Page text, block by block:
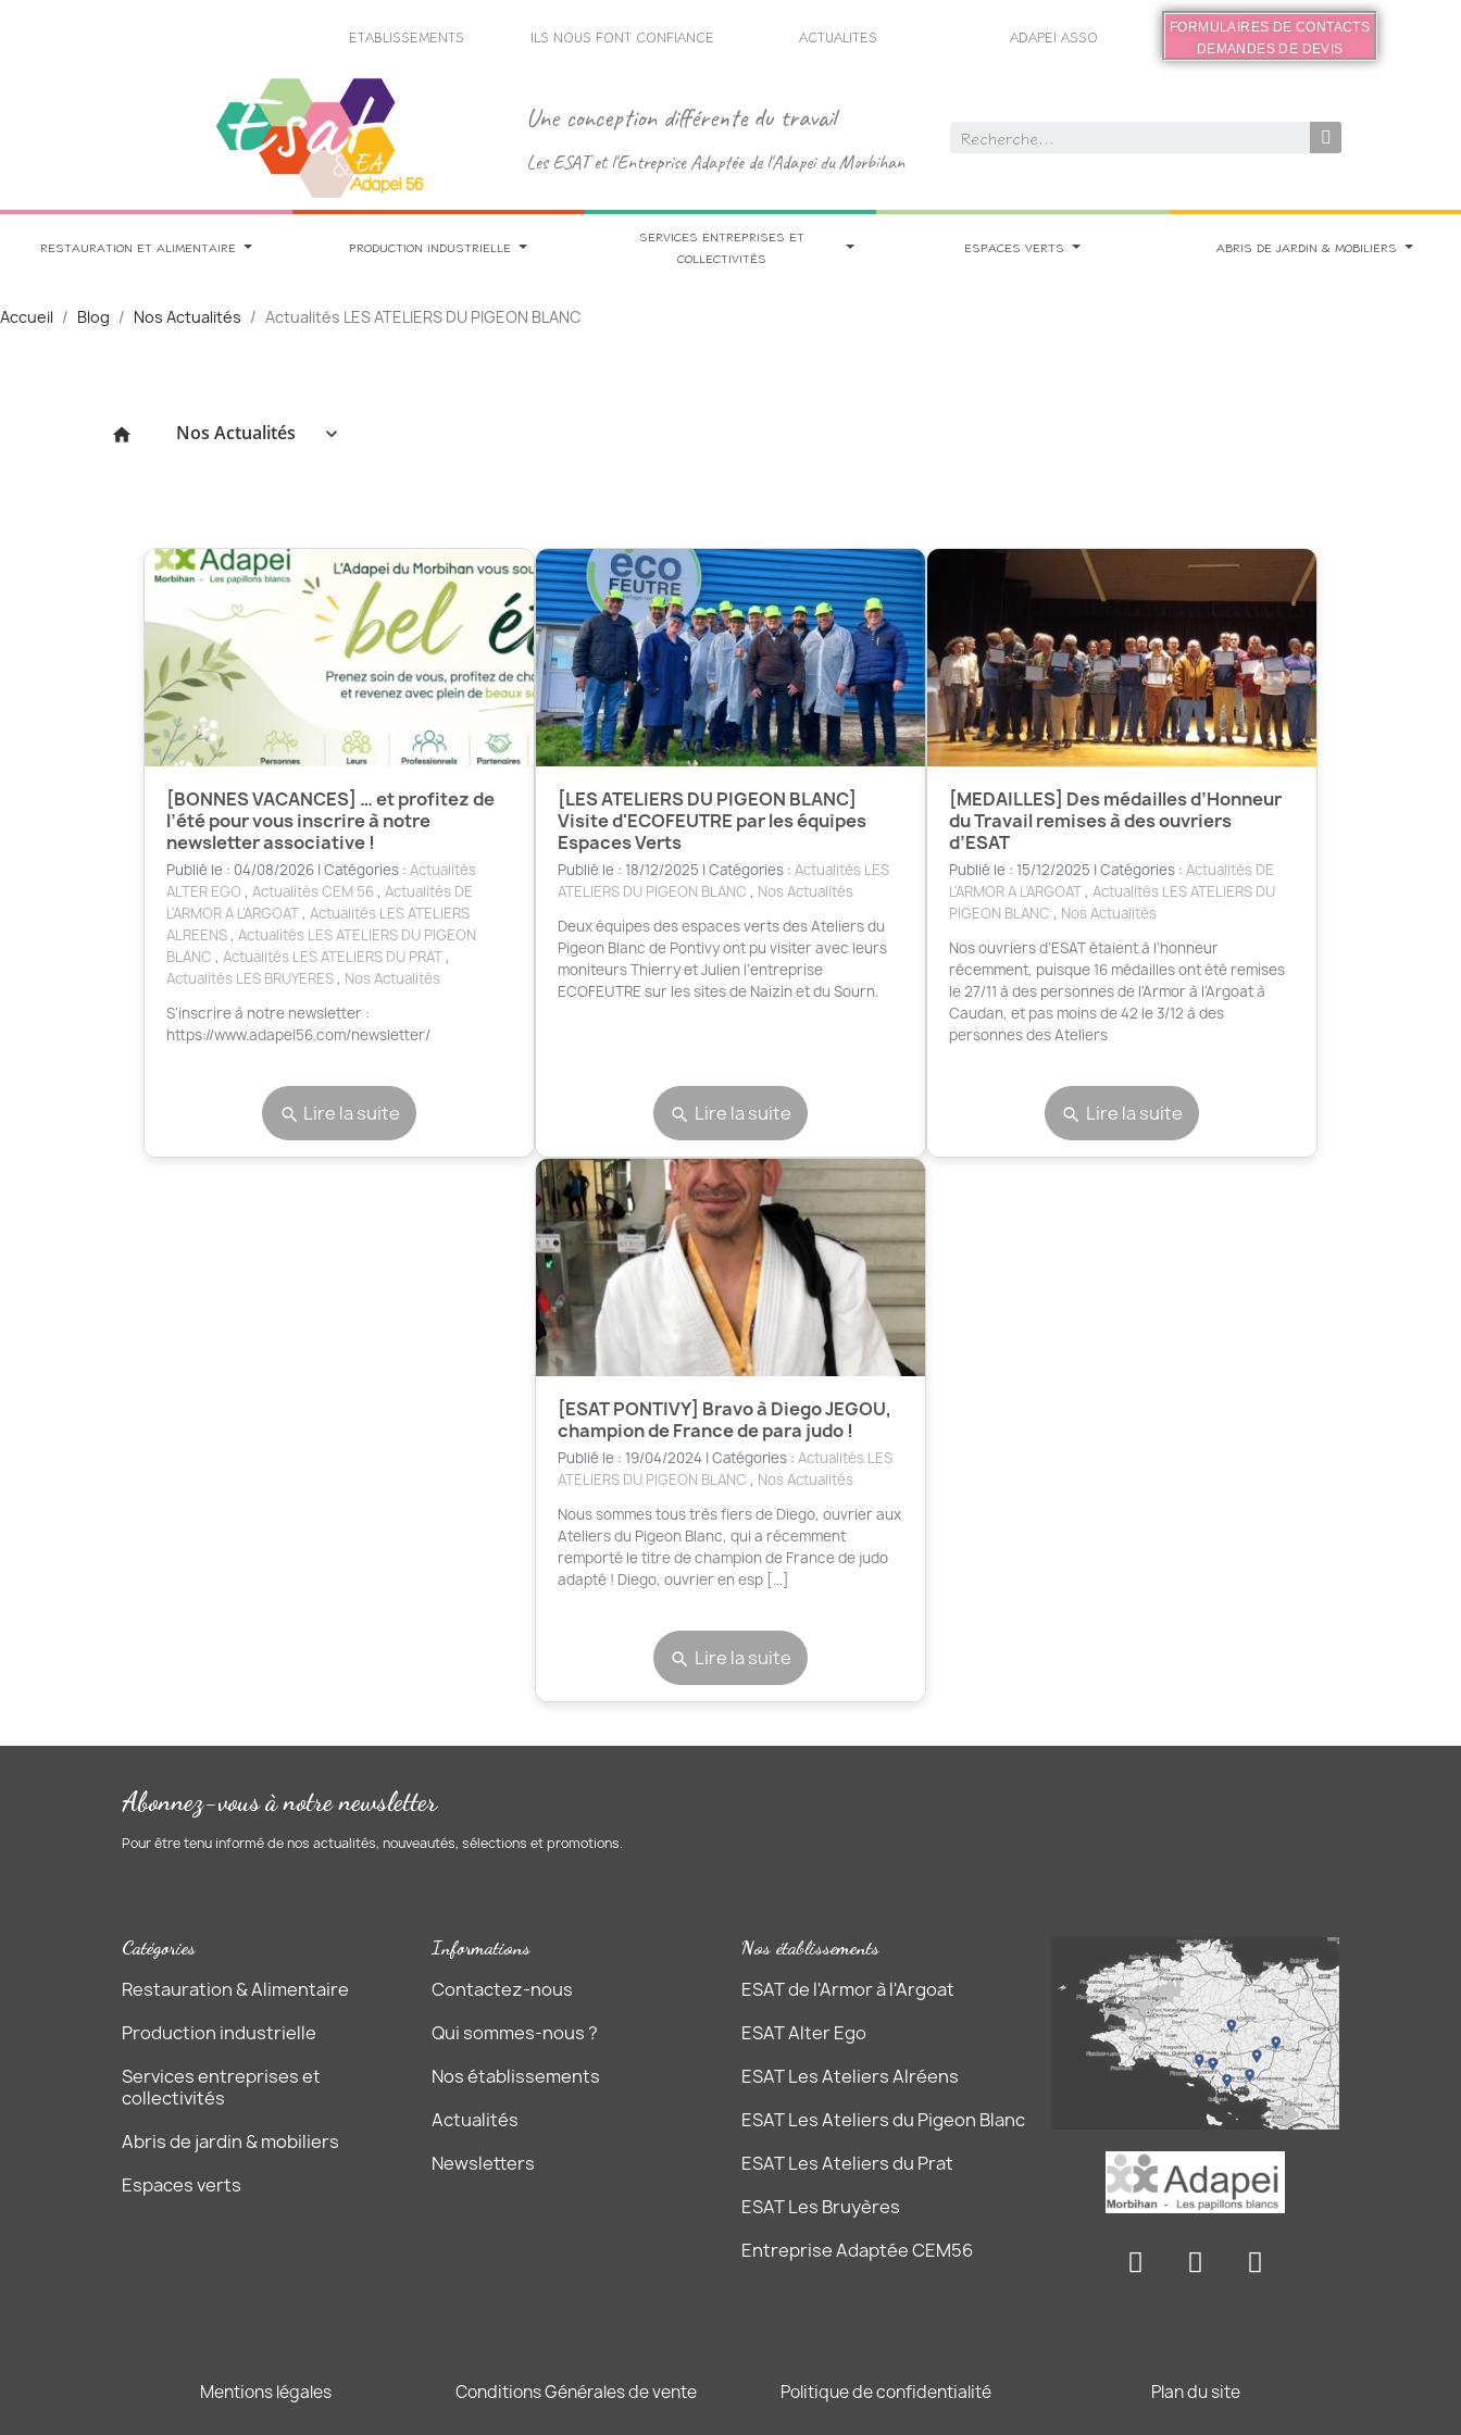
ETABLISSEMENTS ILS NOUS FONT CONFIANCE ACTUALITES ADAPEI ASSO
FORMULAIRES DE CONTACTS
DEMANDES DE DEVIS
Une conception différente du travail
Les ESAT et l'Entreprise Adaptée de l'Adapei du Morbihan
RESTAURATION ET ALIMENTAIRE PRODUCTION INDUSTRIELLE
SERVICES ENTREPRISES ET
COLLECTIVITÉS
ESPACES VERTS ABRIS DE JARDIN & MOBILIERS
Accueil Blog Nos Actualités Actualités LES ATELIERS DU PIGEON BLANC
home Nos Actualités keyboard_arrow_down
[BONNES VACANCES] … et profitez de
l’été pour vous inscrire à notre
newsletter associative !
Publié le : 04/08/2026 | Catégories :Actualités
ALTER EGO,Actualités CEM 56,Actualités DE
L'ARMOR A L'ARGOAT,Actualités LES ATELIERS
ALREENS,Actualités LES ATELIERS DU PIGEON
BLANC ,Actualités LES ATELIERS DU PRAT,
Actualités LES BRUYERES, Nos Actualités
S’inscrire à notre newsletter :
https://www.adapei56.com/newsletter/
search Lire la suite
[LES ATELIERS DU PIGEON BLANC]
Visite d'ECOFEUTRE par les équipes
Espaces Verts
Publié le : 18/12/2025 | Catégories :Actualités LES
ATELIERS DU PIGEON BLANC , Nos Actualités
Deux équipes des espaces verts des Ateliers du
Pigeon Blanc de Pontivy ont pu visiter avec leurs
moniteurs Thierry et Julien l’entreprise
ECOFEUTRE sur les sites de Naizin et du Sourn.
search Lire la suite
[MEDAILLES] Des médailles d’Honneur
du Travail remises à des ouvriers
d’ESAT
Publié le : 15/12/2025 | Catégories : Actualités DE
L'ARMOR A L'ARGOAT, Actualités LES ATELIERS DU
PIGEON BLANC , Nos Actualités
Nos ouvriers d'ESAT étaient à l'honneur
récemment, puisque 16 médailles ont été remises
le 27/11 à des personnes de l'Armor à l'Argoat à
Caudan, et pas moins de 42 le 3/12 à des
personnes des Ateliers
search Lire la suite
[ESAT PONTIVY] Bravo à Diego JEGOU,
champion de France de para judo !
Publié le : 19/04/2024 | Catégories :Actualités LES
ATELIERS DU PIGEON BLANC , Nos Actualités
Nous sommes tous très fiers de Diego, ouvrier aux
Ateliers du Pigeon Blanc, qui a récemment
remporté le titre de champion de France de judo
adapté ! Diego, ouvrier en esp [...]
search Lire la suite
Abonnez-vous à notre newsletter
Pour être tenu informé de nos actualités, nouveautés, sélections et promotions.
Catégories
Restauration & Alimentaire
Production industrielle
Services entreprises et
collectivités
Abris de jardin & mobiliers
Espaces verts
Informations
Contactez-nous
Qui sommes-nous ?
Nos établissements
Actualités
Newsletters
Nos établissements
ESAT de l'Armor à l'Argoat
ESAT Alter Ego
ESAT Les Ateliers Alréens
ESAT Les Ateliers du Pigeon Blanc
ESAT Les Ateliers du Prat
ESAT Les Bruyères
Entreprise Adaptée CEM56
Mentions légales Conditions Générales de vente Politique de confidentialité Plan du site